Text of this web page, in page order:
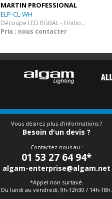
MARTIN PROFESSIONAL
ELP-CL-WH
Découpe LED RGBAL - Finition Blanche
Prix : nous contacter
Vous désirez plus d'informations ?
Besoin d'un devis ?
Contactez nous au :
01 53 27 64 94*
algam-enterprise@algam.net
*Appel non surtaxé.
Du lundi au vendredi, 9h-12h30 / 14h-18h.